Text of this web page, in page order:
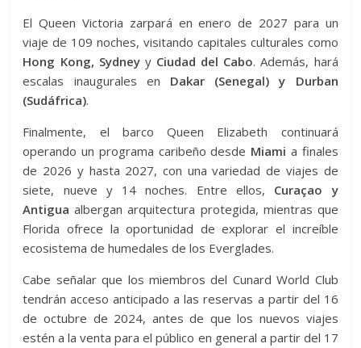
El Queen Victoria zarpará en enero de 2027 para un
viaje de 109 noches, visitando capitales culturales como
Hong Kong, SydneyyCiudad del Cabo. Además, hará
escalas inaugurales en Dakar (Senegal) y Durban
(Sudáfrica).
Finalmente, el barco Queen Elizabeth continuará
operando un programa caribeño desde Miami a finales
de 2026 y hasta 2027, con una variedad de viajes de
siete, nueve y 14 noches. Entre ellos, Curaçao y
Antigua albergan arquitectura protegida, mientras que
Florida ofrece la oportunidad de explorar el increíble
ecosistema de humedales de los Everglades.
Cabe señalar que los miembros del Cunard World Club
tendrán acceso anticipado a las reservas a partir del 16
de octubre de 2024, antes de que los nuevos viajes
estén a la venta para el público en general a partir del 17